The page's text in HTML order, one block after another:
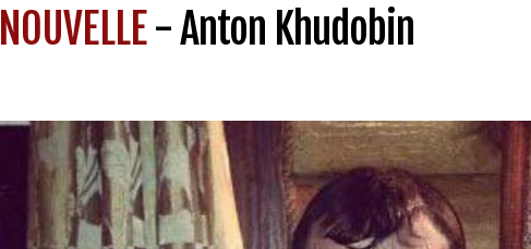
NOUVELLE- Anton Khudobin